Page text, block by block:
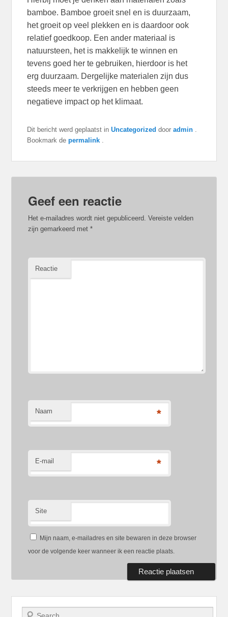
bamboe. Bamboe groeit snel en is duurzaam,
het groeit op veel plekken en is daardoor ook
relatief goedkoop. Een ander materiaal is
natuursteen, het is makkelijk te winnen en
tevens goed her te gebruiken, hierdoor is het
erg duurzaam. Dergelijke materialen zijn dus
steeds meer te verkrijgen en hebben geen
negatieve impact op het klimaat.
Dit bericht werd geplaatst inUncategorized dooradmin
Bookmark depermalink
Geef een reactie
Het e-mailadres wordt niet gepubliceerd. Vereiste velden
zijn gemarkeerd met*
Reactie
Naam *
E-mail *
Site
Mijn naam, e-mailadres en site bewaren in deze browser
voor de volgende keer wanneer ik een reactie plaats.
Zoeken